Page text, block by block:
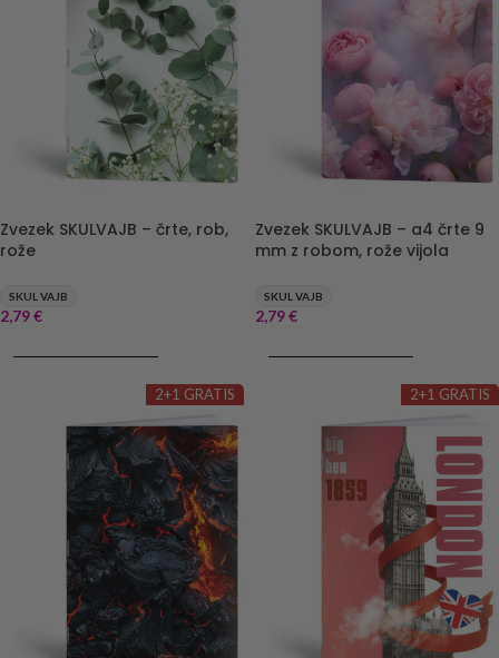
Zvezek SKULVAJB – črte, rob,
rože
SKUL VAJB
2,79€
Zvezek SKULVAJB – a4 črte 9
mm z robom, rože vijola
SKUL VAJB
2,79€
2+1 GRATIS 2+1 GRATIS